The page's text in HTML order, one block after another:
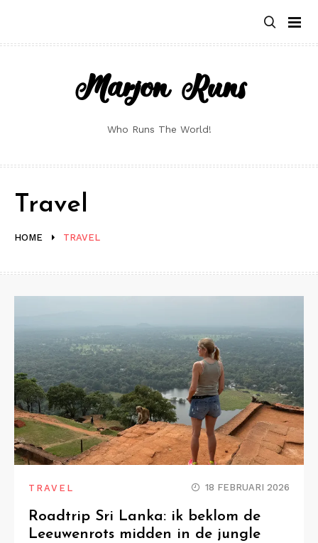
content
Marjon Runs
Who Runs The World!
HOME TRAVEL
Travel
TRAVEL 18 FEBRUARI 2026
Roadtrip Sri Lanka: ik beklom de
Leeuwenrots midden in de jungle